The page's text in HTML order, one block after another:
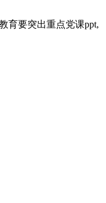
育要突出重点党课ppt,